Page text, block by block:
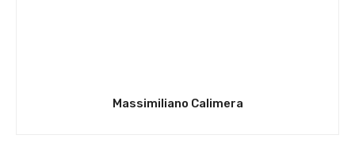
Massimiliano Calimera